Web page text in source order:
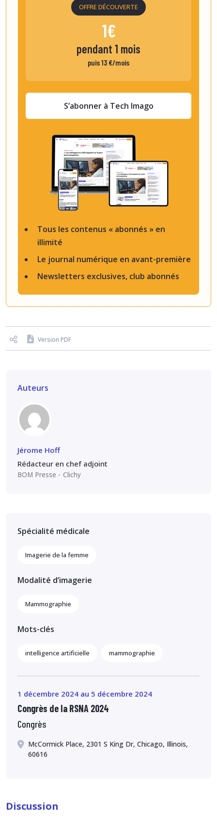
Tous les contenus « abonnés » en
illimité
Le journal numérique en avant-première
Newsletters exclusives, club abonnés
OFFRE DÉCOUVERTE
1€
pendant 1 mois
puis 13 €/mois
S’abonner à Tech Imago
Version PDF
Auteurs
Jérome Hoff
Rédacteur en chef adjoint
BOM Presse Clichy
Spécialité médicale
Imagerie de la femme
Modalité d’imagerie
Mammographie
Mots-clés
intelligence artificielle mammographie
1 décembre 2024 au 5 décembre 2024
Congrès de la RSNA 2024
Congrès
McCormick Place, 2301 S King Dr, Chicago, Illinois,
60616
Discussion